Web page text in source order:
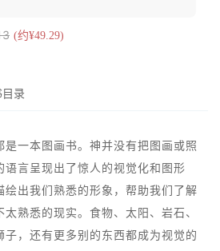
(约¥49.29)
录
是一本图画书。神并没有把图画或照
语言呈现出了惊人的视觉化和图形
绘出我们熟悉的形象，帮助我们了解
熟悉的现实。食物、太阳、岩石、
子，还有更多别的东西都成为视觉的